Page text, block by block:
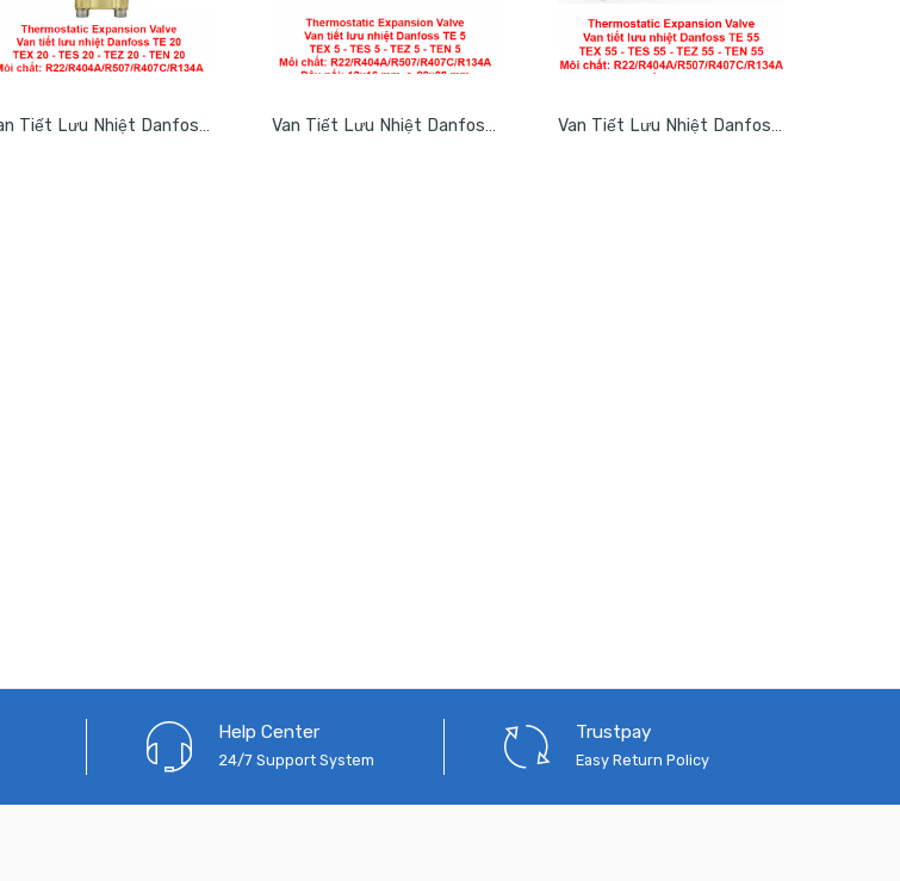
Help Center
24/7 Support System
Trustpay
Easy Return Policy